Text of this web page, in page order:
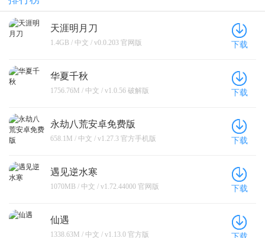
天涯明月刀
1.4GB / 中文 / v0.0.203 官网版 下载
华夏千秋
1756.76M / 中文 / v1.0.56 破解版 下载
永劫八荒安卓免费版
658.1M / 中文 / v1.27.3 官方手机版 下载
遇见逆水寒
1070MB / 中文 / v1.72.44000 官网版 下载
仙遇
1338.63M / 中文 / v1.13.0 官方版